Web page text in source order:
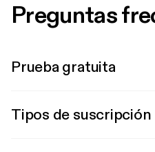
Preguntas
Prueba gratuita
Tipos de suscripción